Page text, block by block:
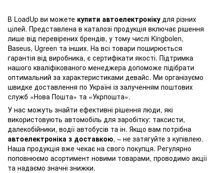
В LoadUp ви можете купити автоелектроніку для різних
цілей. Представлена в каталозі продукція включає рішення
лише від перевірених брендів, у тому числі Kingbolen,
Baseus, Ugreen та інших. На всі товари поширюється
гарантія від виробника, є сертифікати якості. Підтримка
нашого кваліфікованого менеджера допоможе підібрати
оптимальний за характеристиками девайс. Ми організуємо
швидке доставлення по Україні із залученням поштових
служб «Нова Пошта» та «Укрпошта».
У нас можуть знайти ефективні рішення люди, які
використовують автомобіль для заробітку: таксисти,
далекобійники, водії автобусів та ін. Якщо вам потрібна
автоелектроніка з доставкою, – не затягуйте з купівлею.
Наша продукція вже чекає на свого покупця. Регулярно
поповнюємо асортимент новими товарами, проводимо акції
та надаємо значні знижки.